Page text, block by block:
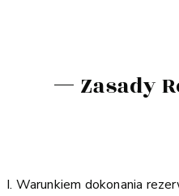
Zasady
I. Warunkiem dokonania